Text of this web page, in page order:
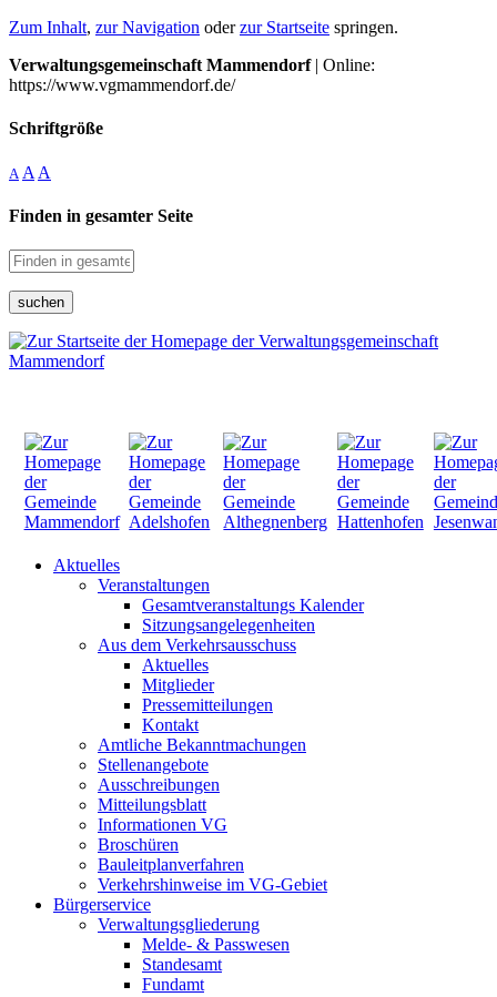
Zum Inhalt, zur Navigation oderzur Startseite springen.
Verwaltungsgemeinschaft Mammendorf| Online:
https://www.vgmammendorf.de/
Schriftgröße
A A A
Finden in gesamter Seite
suchen
Aktuelles
Veranstaltungen
Gesamtveranstaltungs Kalender
Sitzungsangelegenheiten
Aus dem Verkehrsausschuss
Aktuelles
Mitglieder
Pressemitteilungen
Kontakt
Amtliche Bekanntmachungen
Stellenangebote
Ausschreibungen
Mitteilungsblatt
Informationen VG
Broschüren
Bauleitplanverfahren
Verkehrshinweise im VG-Gebiet
Bürgerservice
Verwaltungsgliederung
Melde- & Passwesen
Standesamt
Fundamt